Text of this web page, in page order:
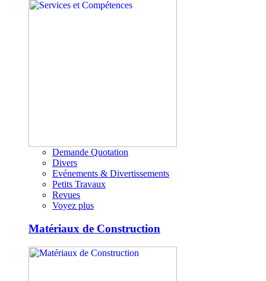
Demande Quotation
Divers
Evénements & Divertissements
Petits Travaux
Revues
Voyez plus
Matériaux de Construction